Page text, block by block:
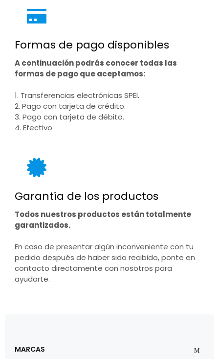
Formas de pago disponibles
A continuación podrás conocer todas las
formas de pago que aceptamos:
1. Transferencias electrónicas SPEI.
2. Pago con tarjeta de crédito.
3. Pago con tarjeta de débito.
4. Efectivo
Garantía de los productos
Todos nuestros productos están totalmente
garantizados.
En caso de presentar algún inconveniente con tu
pedido después de haber sido recibido, ponte en
contacto directamente con nosotros para
ayudarte.
MARCAS